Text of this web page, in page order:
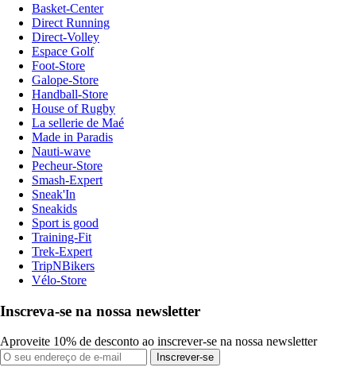
Basket-Center
Direct Running
Direct-Volley
Espace Golf
Foot-Store
Galope-Store
Handball-Store
House of Rugby
La sellerie de Maé
Made in Paradis
Nauti-wave
Pecheur-Store
Smash-Expert
Sneak'In
Sneakids
Sport is good
Training-Fit
Trek-Expert
TripNBikers
Vélo-Store
Inscreva-se na nossa newsletter
Aproveite 10% de desconto ao inscrever-se na nossa newsletter
Inscrever-se